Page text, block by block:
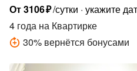
От3106₽/сутки укажите
4 года на Квартирке
30% вернётся бонусами